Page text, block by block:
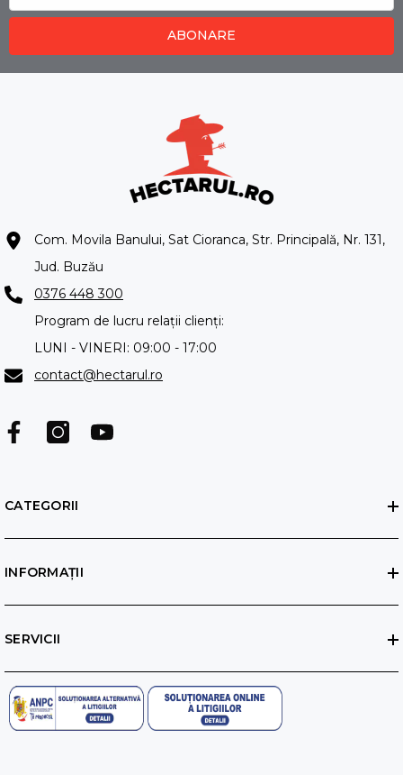
ABONARE
Com. Movila Banului, Sat Cioranca, Str. Principală, Nr. 131,
Jud. Buzău
0376 448 300
Program de lucru relații clienți:
LUNI - VINERI: 09:00 - 17:00
contact@hectarul.ro
CATEGORII
INFORMAȚII
SERVICII